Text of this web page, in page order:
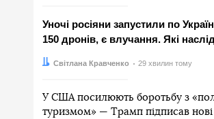
Уночі росіяни запустили по
150 дронів, є влучання. Які
Автор:
Світлана Кравченко
Дата: 29 хвилин тому
У США посилюють боротьбу з
туризмом» — Трамп підписав нові